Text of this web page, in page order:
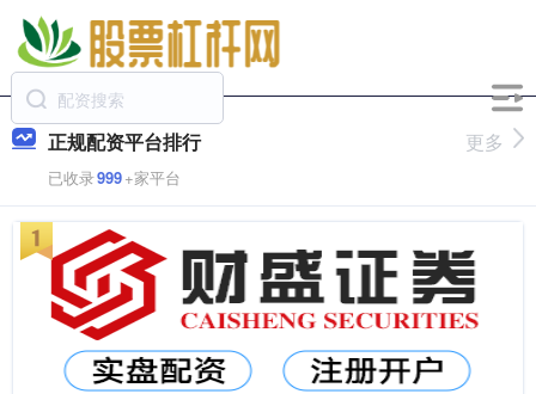
正规配资平台排行
已收录999+家平台
更多